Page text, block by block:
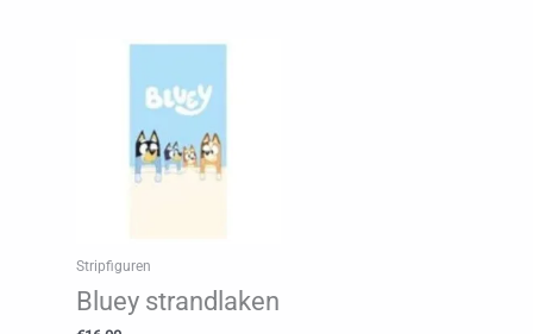
Stripfiguren
Bluey strandlaken